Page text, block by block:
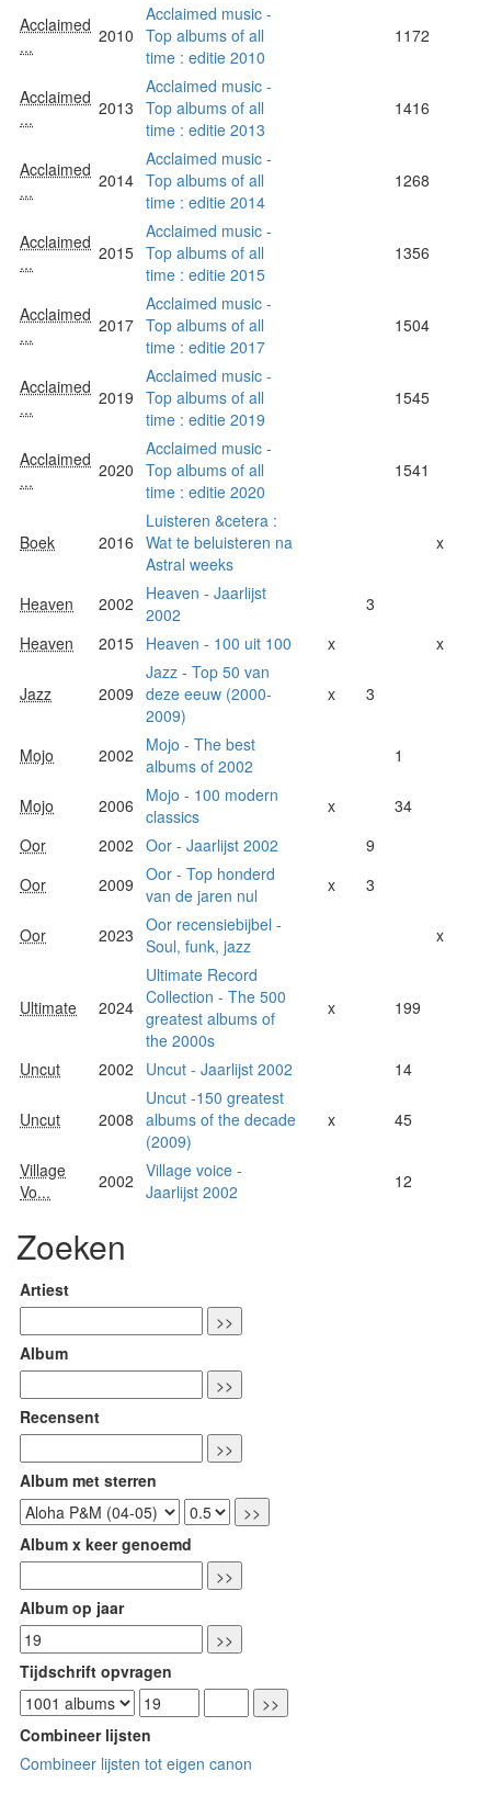
Acclaimed
...
2010
Acclaimed music -
Top albums of all
time : editie 2010
1172
Acclaimed
...
2013
Acclaimed music -
Top albums of all
time : editie 2013
1416
Acclaimed
...
2014
Acclaimed music -
Top albums of all
time : editie 2014
1268
Acclaimed
...
2015
Acclaimed music -
Top albums of all
time : editie 2015
1356
Acclaimed
...
2017
Acclaimed music -
Top albums of all
time : editie 2017
1504
Acclaimed
...
2019
Acclaimed music -
Top albums of all
time : editie 2019
1545
Acclaimed
...
2020
Acclaimed music -
Top albums of all
time : editie 2020
1541
Boek 2016
Luisteren &cetera :
Wat te beluisteren na
Astral weeks
x
Heaven 2002
Heaven - Jaarlijst
2002
3
Heaven
2015 Heaven - 100 uit 100 x x
Jazz 2009
Jazz - Top 50 van
deze eeuw (2000-
2009)
x 3
Mojo 2002
Mojo - The best
albums of 2002
1
Mojo 2006
Mojo - 100 modern
classics
x
34
Oor
2002 Oor - Jaarlijst 2002
9
Oor
2009 Oor - Top honderd
van de jaren nul
x 3
Oor 2023 Oor recensiebijbel -
Soul, funk, jazz
x
Ultimate 2024
Ultimate Record
Collection - The 500
greatest albums of
the 2000s
x 199
Uncut 2002 Uncut - Jaarlijst 2002 14
Uncut 2008
Uncut -150 greatest
albums of the decade
(2009)
x 45
Village
Vo...
2002 Village voice -
Jaarlijst 2002
12
Zoeken
Artiest
Album
Recensent
Album met sterren
Album x keer genoemd
Album op jaar
Tijdschrift opvragen
Combineer lijsten
Combineer lijsten tot eigen canon